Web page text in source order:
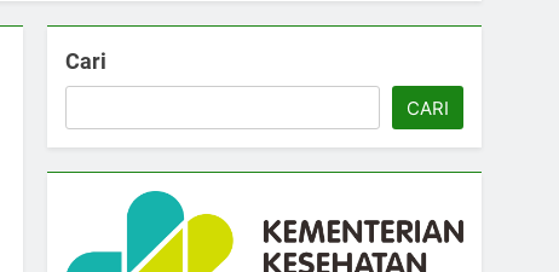
Cari
CARI